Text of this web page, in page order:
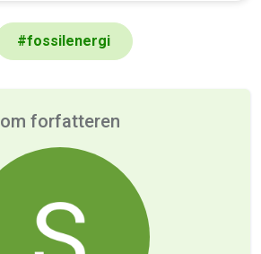
#fossilenergi
om forfatteren